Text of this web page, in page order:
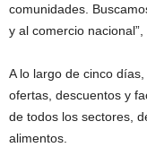
comunidades.
y al comercio nacional”,
A lo largo de cinco
ofertas, descuentos y
de todos los sectores,
alimentos.